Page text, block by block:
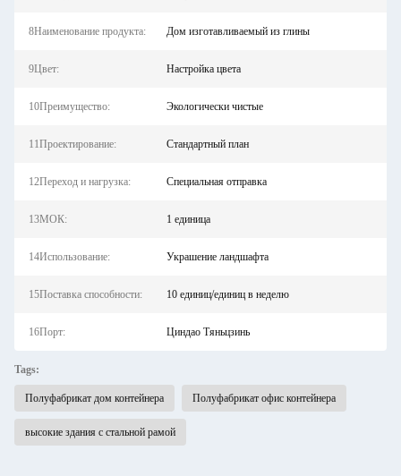
8Наименование продукта: Дом изготавливаемый из глины
9Цвет: Настройка цвета
10Преимущество: Экологически чистые
11Проектирование: Стандартный план
12Переход и нагрузка: Специальная отправка
13МОК: 1 единица
14Использование: Украшение ландшафта
15Поставка способности: 10 единиц/единиц в неделю
16Порт: Циндао Тяньцзинь
Tags:
Полуфабрикат дом контейнера Полуфабрикат офис контейнера
высокие здания с стальной рамой